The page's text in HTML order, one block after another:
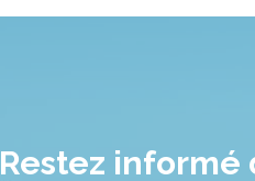
Restez informé